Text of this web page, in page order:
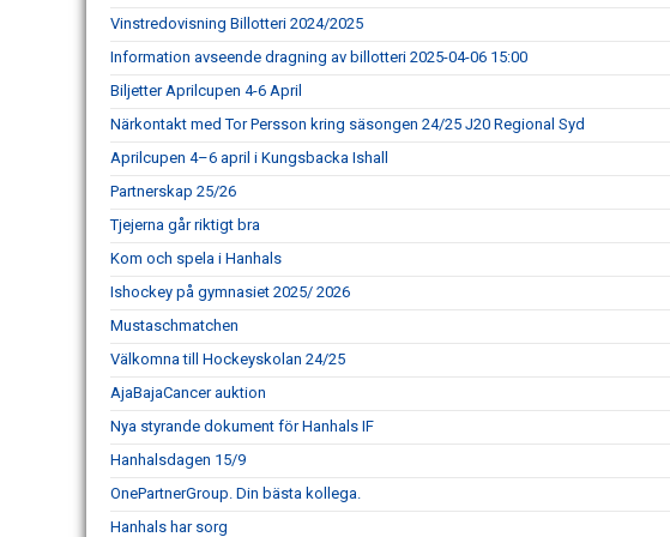
Vinstredovisning Billotteri 2024/2025
Information avseende dragning av billotteri 2025-04-06 15:00
Biljetter Aprilcupen 4-6 April
Närkontakt med Tor Persson kring säsongen 24/25 J20 Regional Syd
Aprilcupen 4–6 april i Kungsbacka Ishall
Partnerskap 25/26
Tjejerna går riktigt bra
Kom och spela i Hanhals
Ishockey på gymnasiet 2025/ 2026
Mustaschmatchen
Välkomna till Hockeyskolan 24/25
AjaBajaCancer auktion
Nya styrande dokument för Hanhals IF
Hanhalsdagen 15/9
OnePartnerGroup. Din bästa kollega.
Hanhals har sorg